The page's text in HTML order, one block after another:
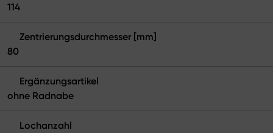
114
Zentrierungsdurchmesser [mm]
80
Ergänzungsartikel
ohne Radnabe
Lochanzahl